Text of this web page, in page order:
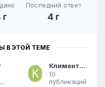
г
Последний ответ
4 г
В ЭТОЙ ТЕМЕ
публикаций
Климентий
10
публикаций